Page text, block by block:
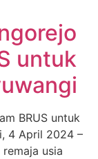
untuk
BRUS untuk
4 April 2024 –
usia